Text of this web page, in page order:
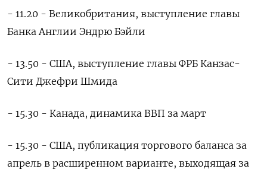
- 11.20 - ‌Великобритания, выступление главы
Банка Англии Эндрю Бэйли
- 13.50 - США, выступление главы ФРБ Канзас-
Сити Джефри Шмида
- 15.30 - Канада, динамика ВВП за март
- 15.30 - США, публикация торгового баланса за
апрель в расширенном варианте, ‌выходящая за